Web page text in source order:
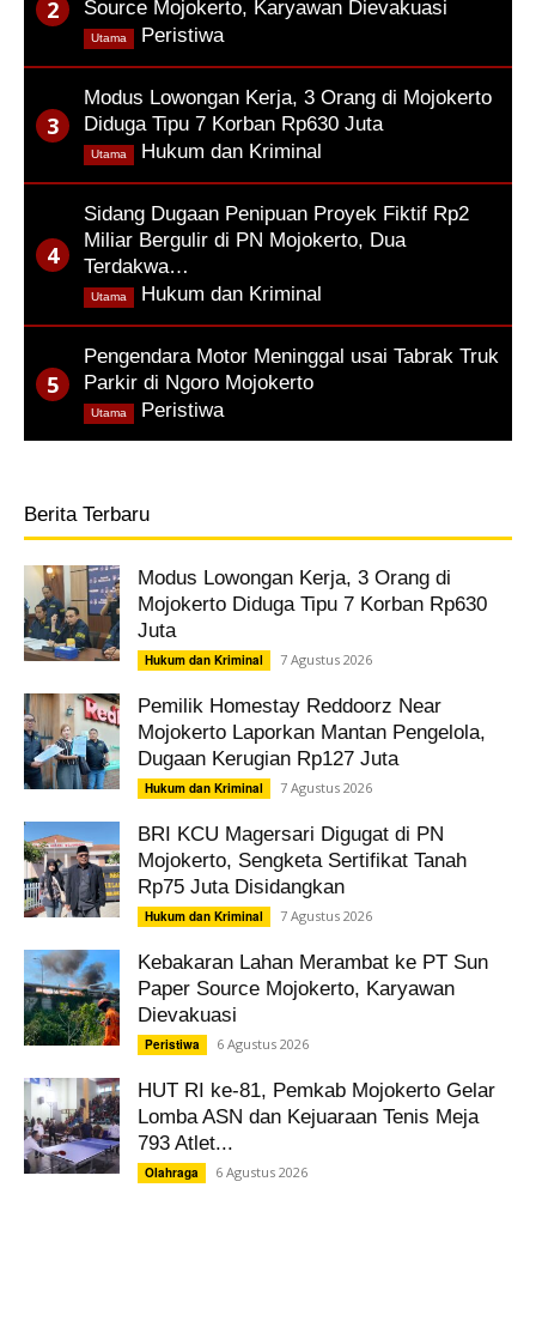
Source Mojokerto, Karyawan Dievakuasi
Peristiwa,
Utama
Modus Lowongan Kerja, 3 Orang di Mojokerto
Diduga Tipu 7 Korban Rp630 Juta
Hukum dan Kriminal
Utama
Sidang Dugaan Penipuan Proyek Fiktif Rp2
Miliar Bergulir di PN Mojokerto, Dua
Terdakwa…
Hukum dan Kriminal
Utama
Pengendara Motor Meninggal usai Tabrak Truk
Parkir di Ngoro Mojokerto
Peristiwa,
Utama
Berita Terbaru
Modus Lowongan Kerja, 3 Orang di
Mojokerto Diduga Tipu 7 Korban Rp630
Juta
Hukum dan Kriminal 7 Agustus 2026
Pemilik Homestay Reddoorz Near
Mojokerto Laporkan Mantan Pengelola,
Dugaan Kerugian Rp127 Juta
Hukum dan Kriminal 7 Agustus 2026
BRI KCU Magersari Digugat di PN
Mojokerto, Sengketa Sertifikat Tanah
Rp75 Juta Disidangkan
Hukum dan Kriminal 7 Agustus 2026
Kebakaran Lahan Merambat ke PT Sun
Paper Source Mojokerto, Karyawan
Dievakuasi
Peristiwa 6 Agustus 2026
HUT RI ke-81, Pemkab Mojokerto Gelar
Lomba ASN dan Kejuaraan Tenis Meja
793 Atlet...
Olahraga 6 Agustus 2026